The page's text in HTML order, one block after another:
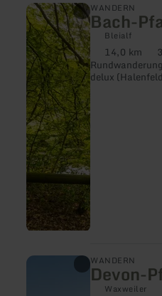
WANDERN
Bach-
Bleialf
Distanz:
14,0 km
delux
mehr
erfahren
zu:
Bach-
Pfad
WANDERN
Devon-
Waxweiler
mehr